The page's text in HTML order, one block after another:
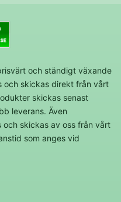
och ständigt växande
och skickas direkt från vårt
skickas senast
leverans. Även
och skickas av oss från vårt
som anges vid